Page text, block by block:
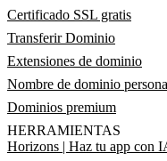
Certificado SSL gratis
Transferir Dominio
Extensiones de dominio
Nombre de dominio
Dominios premium
HERRAMIENTAS
Horizons | Haz tu app con